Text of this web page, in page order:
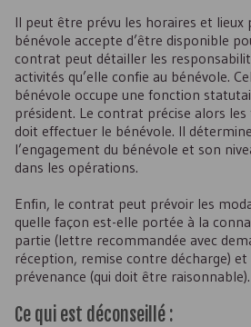
Il peut être prévu les horaires et lieux
bénévole accepte d’être disponible
contrat peut détailler les
activités qu’elle confie au bénévole.
bénévole occupe une fonction
président. Le contrat précise alors les
doit effectuer le bénévole. Il
l’engagement du bénévole et son
dans les opérations.
Enfin, le contrat peut prévoir les
quelle façon est-elle portée à la
partie (lettre recommandée avec
réception, remise contre décharge) et
prévenance (qui doit être raisonnable).
Ce qui est déconseillé :